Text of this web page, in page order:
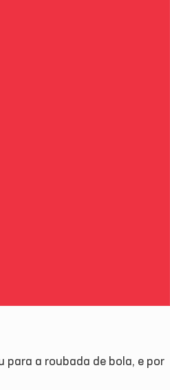
a roubada de bola, e por